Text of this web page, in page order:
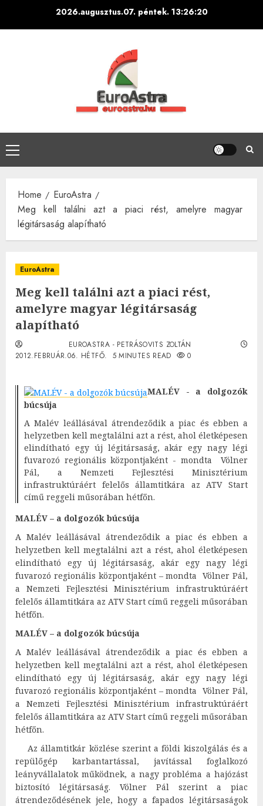
2026.augusztus.07. péntek.13:26:21
Primary
Menu
Home
EuroAstra
Meg kell találni azt a piaci rést, amelyre magyar
légitársaság alapítható
EuroAstra
Meg kell találni azt a piaci rést,
amelyre magyar légitársaság
alapítható
EUROASTRA - PETRÁSOVITS ZOLTÁN
2012.FEBRUÁR.06. HÉTFŐ.
5 MINUTES READ 0
MALÉV - a dolgozók
búcsúja
A Malév leállásával átrendeződik a piac és ebben a
helyzetben kell megtalálni azt a rést, ahol életképesen
elindítható egy új légitársaság, akár egy nagy légi
fuvarozó regionális központjaként - mondta Völner
Pál, a Nemzeti Fejlesztési Minisztérium
infrastruktúráért felelős államtitkára az ATV Start
című reggeli műsorában hétfőn.
MALÉV – a dolgozók búcsúja
A Malév leállásával átrendeződik a piac és ebben a
helyzetben kell megtalálni azt a rést, ahol életképesen
elindítható egy új légitársaság, akár egy nagy légi
fuvarozó regionális központjaként – mondta Völner Pál,
a Nemzeti Fejlesztési Minisztérium infrastruktúráért
felelős államtitkára az ATV Start című reggeli műsorában
hétfőn.
MALÉV – a dolgozók búcsúja
A Malév leállásával átrendeződik a piac és ebben a
helyzetben kell megtalálni azt a rést, ahol életképesen
elindítható egy új légitársaság, akár egy nagy légi
fuvarozó regionális központjaként – mondta Völner Pál,
a Nemzeti Fejlesztési Minisztérium infrastruktúráért
felelős államtitkára az ATV Start című reggeli műsorában
hétfőn.
Az államtitkár közlése szerint a földi kiszolgálás és a
repülőgép karbantartással, javítással foglalkozó
leányvállalatok működnek, a nagy probléma a hajózást
biztosító légitársaság. Völner Pál szerint a piac
átrendeződésének jele, hogy a fapados légitársaságok